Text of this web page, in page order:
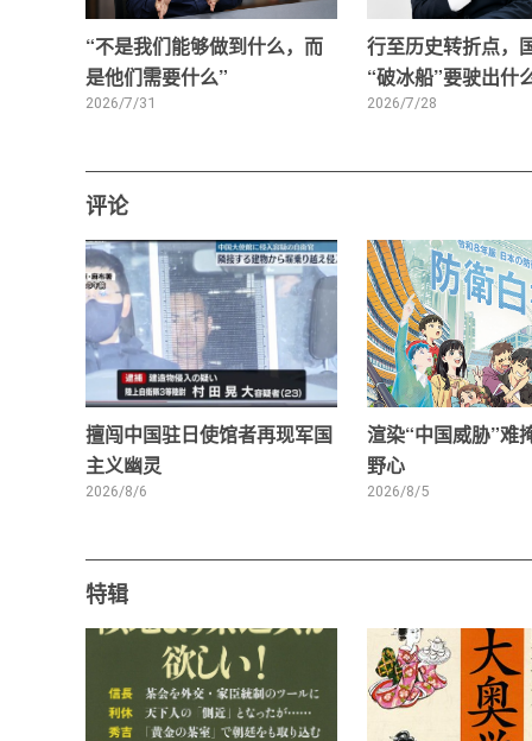
“不是我们能够做到什么，而
是他们需要什么”
2026/7/31
行至历史转折点，
“破冰船”要驶出什
2026/7/28
评论
擅闯中国驻日使馆者再现军国
主义幽灵
2026/8/6
渲染“中国威胁”难
野心
2026/8/5
特辑